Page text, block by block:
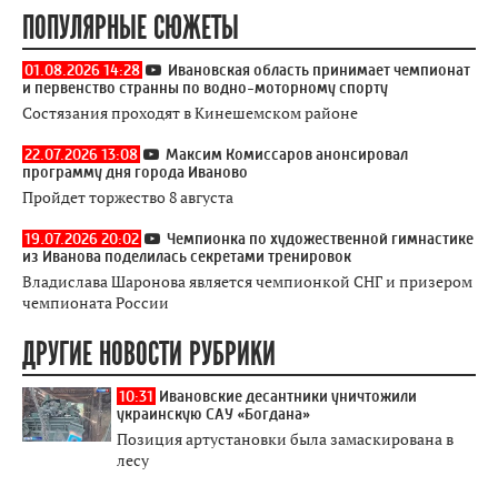
ПОПУЛЯРНЫЕ СЮЖЕТЫ
01.08.2026 14:28
Ивановская область принимает чемпионат
и первенство странны по водно-моторному спорту
Состязания проходят в Кинешемском районе
22.07.2026 13:08
Максим Комиссаров анонсировал
программу дня города Иваново
Пройдет торжество 8 августа
19.07.2026 20:02
Чемпионка по художественной гимнастике
из Иванова поделилась секретами тренировок
Владислава Шаронова является чемпионкой СНГ и призером
чемпионата России
ДРУГИЕ НОВОСТИ РУБРИКИ
10:31 Ивановские десантники уничтожили
украинскую САУ «Богдана»
Позиция артустановки была замаскирована в
лесу